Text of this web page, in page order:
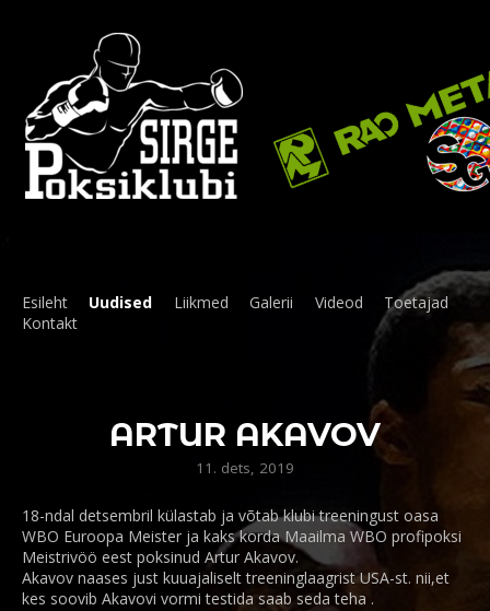
Esileht Uudised Liikmed Galerii Videod
Toetajad
Kontakt
ARTUR AKAVOV
11. dets, 2019
18-ndal detsembril külastab ja võtab klubi treeningust oasa
WBO Euroopa Meister ja kaks korda Maailma WBO profipoksi
Meistrivöö eest poksinud Artur Akavov.
Akavov naases just kuuajaliselt treeninglaagrist USA-st. nii,et
kes soovib Akavovi vormi testida saab seda teha .